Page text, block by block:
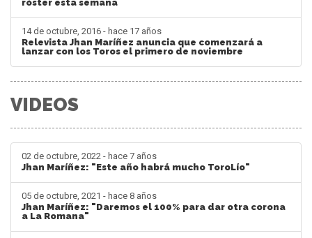
róster esta semana
14 de octubre, 2016 - hace 17 años
Relevista Jhan Maríñez anuncia que comenzará a
lanzar con los Toros el primero de noviembre
VIDEOS
02 de octubre, 2022 - hace 7 años
Jhan Maríñez: "Este año habrá mucho ToroLío"
05 de octubre, 2021 - hace 8 años
Jhan Maríñez: "Daremos el 100% para dar otra corona
a La Romana"